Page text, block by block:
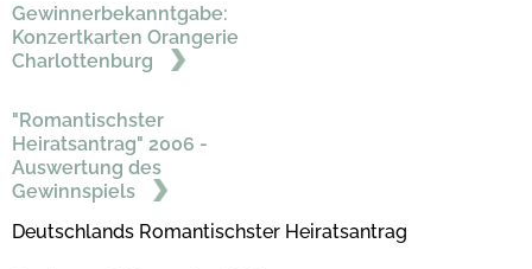
Gewinnerbekanntgabe:
Konzertkarten Orangerie
Charlottenburg
"Romantischster
Heiratsantrag" 2006 -
Auswertung des
Gewinnspiels
Deutschlands Romantischster Heiratsantrag